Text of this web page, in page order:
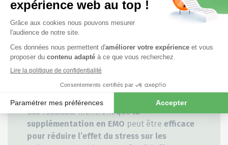
Les résultats ont montré que la
supplémentation en EMO
permettait de
minimiser les blessures et de réduire les
marques
sur les pouletspar rapport au
groupe de contrôle. En conséquence,les
carcasses de « catégorie A »
Ces résultats montrent quela
supplémentation en EMO peut être efficace
pour réduire l’effet du stress sur les